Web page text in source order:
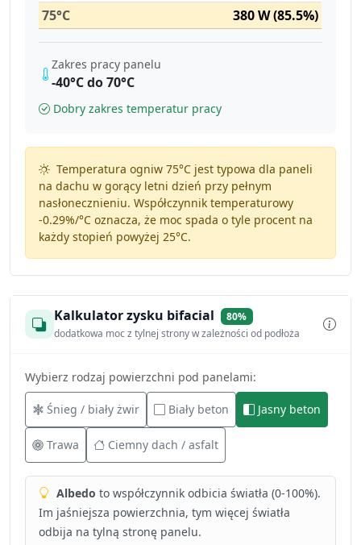
75°C
380 W (85.5%)
Zakres pracy panelu
-40°C do 70°C
Dobry zakres temperatur pracy
Temperatura ogniw 75°C jest typowa dla paneli
na dachu w gorący letni dzień przy pełnym
nasłonecznieniu. Współczynnik temperaturowy
-0.29%/°Coznacza, że moc spada o tyle procent na
każdy stopień powyżej 25°C.
Kalkulator zysku bifacial
80%
dodatkowa moc z tylnej strony w zależności od podłoża
Wybierz rodzaj powierzchni pod panelami:
Śnieg / biały żwir Biały beton Jasny beton
Trawa Ciemny dach / asfalt
Albedo to współczynnik odbicia światła (0-100%).
Im jaśniejsza powierzchnia, tym więcej światła
odbija na tylną stronę panelu.